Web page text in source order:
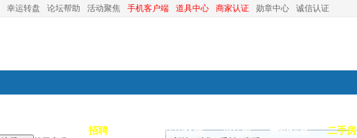
幸运转盘 论坛帮助 活动聚焦 手机客户端 道具中心 商家认证 勋章中心 诚信认证
招聘 昆山优选 小红娘 分类信息 二手房